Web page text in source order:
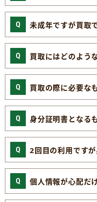
未成年ですが買取
買取にはどのよう
買取の際に必要な
身分証明書となる
2回目の利用です
個人情報が心配だ